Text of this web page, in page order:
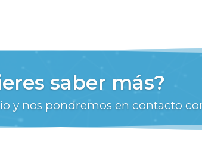
saber más?
y nos pondremos en contacto